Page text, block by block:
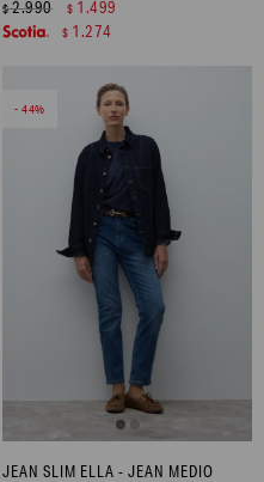
$2.990 $ 1.499
$ 1.274
44
JEAN SLIM ELLA - JEAN MEDIO